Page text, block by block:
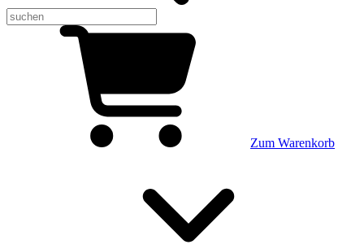
Zum Warenkorb